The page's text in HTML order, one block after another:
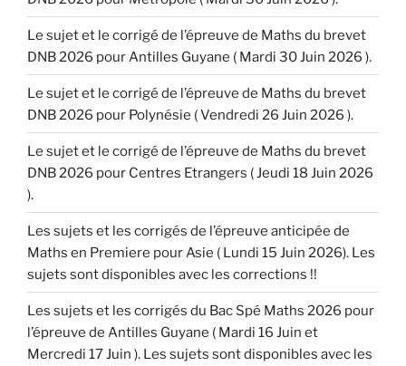
Le sujet et le corrigé de l’épreuve de Maths du brevet
DNB 2026 pour Antilles Guyane ( Mardi 30 Juin 2026 ).
Le sujet et le corrigé de l’épreuve de Maths du brevet
DNB 2026 pour Polynésie ( Vendredi 26 Juin 2026 ).
Le sujet et le corrigé de l’épreuve de Maths du brevet
DNB 2026 pour Centres Etrangers ( Jeudi 18 Juin 2026
).
Les sujets et les corrigés de l’épreuve anticipée de
Maths en Premiere pour Asie ( Lundi 15 Juin 2026). Les
sujets sont disponibles avec les corrections !!
Les sujets et les corrigés du Bac Spé Maths 2026 pour
l’épreuve de Antilles Guyane ( Mardi 16 Juin et
Mercredi 17 Juin ). Les sujets sont disponibles avec les